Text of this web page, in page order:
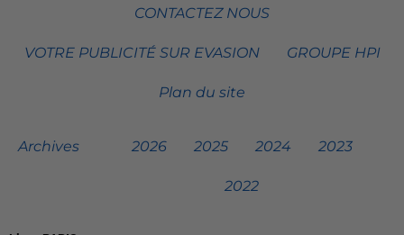
CONTACTEZ NOUS
VOTRE PUBLICITÉ SUR EVASION GROUPE HPI
Plan du site
Archives 2026 2025 2024 2023
2022